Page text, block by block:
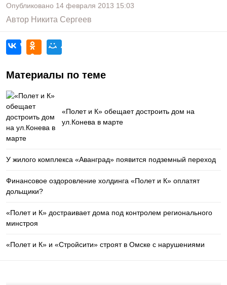
Опубликовано 14 февраля 2013 15:03
Автор Никита Сергеев
Материалы по теме
«Полет и К» обещает достроить дом на
ул.Конева в марте
У жилого комплекса «Аванград» появится подземный переход
Финансовое оздоровление холдинга «Полет и К» оплатят
дольщики?
«Полет и К» достраивает дома под контролем регионального
минстроя
«Полет и К» и «Стройсити» строят в Омске с нарушениями